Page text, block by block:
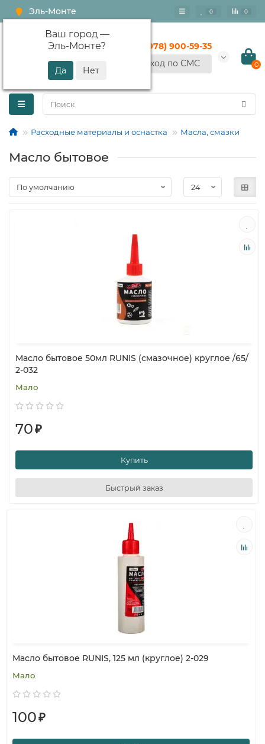
Эль-Монте
Ваш город —
Эль-Монте?
0 0
+7 (978) 900-59-35
Вход по СМС
0
Расходные материалы и оснастка Масла, смазки
Масло бытовое
Масло бытовое 50мл RUNIS (смазочное) круглое /65/
2-032
Мало
70₽
Купить
Быстрый заказ
Масло бытовое RUNIS, 125 мл (круглое) 2-029
Мало
100₽